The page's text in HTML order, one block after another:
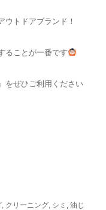
ウトドアブランド！
ることが一番です
をぜひご利用ください
, クリーニング, シミ , 油じ